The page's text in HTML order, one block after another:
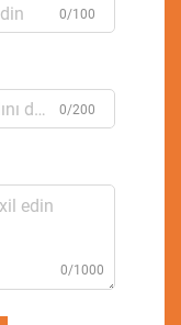
0/100
0/200
0/1000